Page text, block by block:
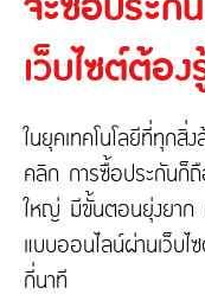
ความรับผิดต่อบุคคลภ
ประกันภัยธุรกิจหยุดชะ
ประกันภัยทางทะเล และ
ประกันอัคคีภัย
ติดต่อเรา
เกี่ยวกับ Tune Protect
เกี่ยวกับ Tune Protect
ประวัติองค์กร
การกำกับดูแลกิจการ
รายงานประจำปี
เว็บไซต์ต้อ
ในยุคเทคโนโลยีที่ทุกสิ่
คลิก การซื้อประกันก็ถื
ใหญ่ มีขั้นตอนยุ่งยาก
แบบออนไลน์ผ่านเว็บไ
กี่นาที